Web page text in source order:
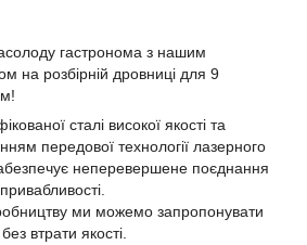
гастронома з нашим
на розбірній дровниці для 9
сталі високої якості та
передової технології лазерного
неперевершене поєднання
ми можемо запропонувати
втрати якості.